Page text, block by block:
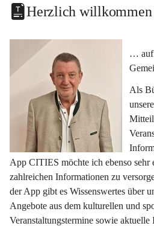
Herzlich willkommen
… auf
Als
App CITIES möchte ich ebenso sehr
zahlreichen Informationen zu
der App gibt es Wissenswertes über
Angebote aus dem kulturellen und
Veranstaltungstermine sowie aktuelle